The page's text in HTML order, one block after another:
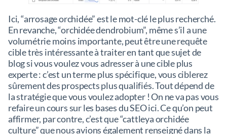
Ici, “arrosage orchidée” est le mot-clé le plus recherché.
En revanche, “orchidée dendrobium”, même s’il a une
volumétrie moins importante, peut être une requête
cible très intéressante à traiter en tant que sujet de
blog si vous voulez vous adresser à une cible plus
experte : c’est un terme plus spécifique, vous ciblerez
sûrement des prospects plus qualifiés. Tout dépend de
la stratégie que vous voulez adopter ! On ne va pas vous
refaire un cours sur les bases du SEO ici. Ce qu’on peut
affirmer, par contre, c’est que “cattleya orchidée
culture” que nous avions également renseigné dans la